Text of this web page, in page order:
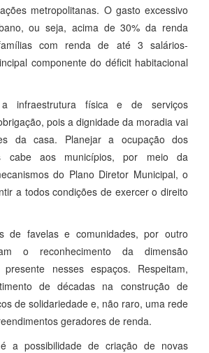
metropolitanas. O gasto excessivo
ou seja, acima de 30% da renda
com renda de até 3 salários-
componente do déficit habitacional
a infraestrutura física e de serviços
pois a dignidade da moradia vai
da casa. Planejar a ocupação dos
cabe aos municípios, por meio da
do Plano Diretor Municipal, o
a todos condições de exercer o direito
de favelas e comunidades, por outro
o reconhecimento da dimensão
presente nesses espaços. Respeitam,
de décadas na construção de
de solidariedade e, não raro, uma rede
geradores de renda.
a possibilidade de criação de novas